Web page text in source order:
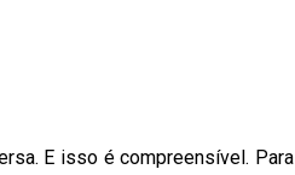
E isso é compreensível. Para